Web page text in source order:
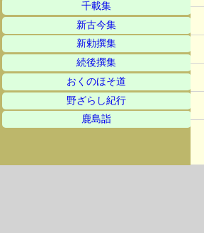
千載集
新古今集
新勅撰集
続後撰集
おくのほそ道
野ざらし紀行
鹿島詣